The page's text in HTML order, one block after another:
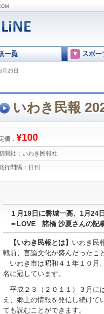
月29日
いわき民報
価： ¥100
聞社： いわき民報社
行間隔： 日刊
１月19日に磐城一高、1月24
＝LOVE 諸橋 沙夏さんの記
【いわき民報とは】 いわき民
戦前、言論文化が盛んだったこ
いわき市は昭和４１年１０月
名に冠しています。
平成２３（２０１１）３月に
え、郷土の情報を発信し続けて
ても読むことができます。